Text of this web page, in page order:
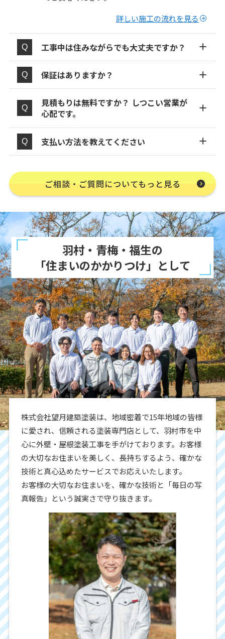
詳しい施工の流れを見る
工事中は住みながらでも大丈夫ですか？
保証はありますか？
見積もりは無料ですか？ しつこい営業が
心配です。
支払い方法を教えてください
ご相談・ご質問についてもっと見る
羽村・青梅・福生の
「住まいのかかりつけ」として
株式会社望月建築塗装は、地域密着で15年地域の皆様
に愛され、信頼される塗装専門店として、羽村市を中
心に外壁・屋根塗装工事を手がけております。お客様
の大切なお住まいを美しく、長持ちするよう、確かな
技術と真心込めたサービスでお応えいたします。
お客様の大切なお住まいを、確かな技術と「毎日の写
真報告」という誠実さで守り抜きます。